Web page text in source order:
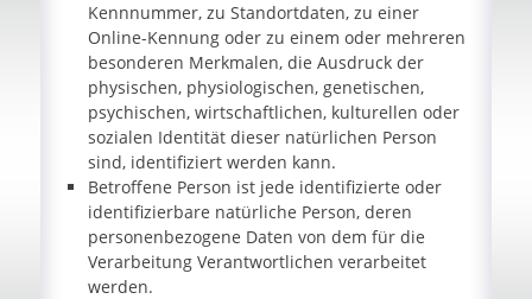
Kennnummer, zu Standortdaten, zu einer
Online-Kennung oder zu einem oder mehreren
besonderen Merkmalen, die Ausdruck der
physischen, physiologischen, genetischen,
psychischen, wirtschaftlichen, kulturellen oder
sozialen Identität dieser natürlichen Person
sind, identifiziert werden kann.
Betroffene Person ist jede identifizierte oder
identifizierbare natürliche Person, deren
personenbezogene Daten von dem für die
Verarbeitung Verantwortlichen verarbeitet
werden.